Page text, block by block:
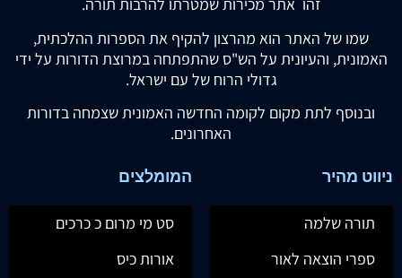
זהו אתר מכירות שמטרתו להרבות תורה.
שמו של האתר הוא מהרצון להקיף את הספרות ההלכתית,
האמונית, והעיונית על הש"ס שהתפתחה במרוצת הדורות על ידי
גדולי הרוח של עם ישראל.
ובנוסף לתת מקום לקומה החדשה האמונית שצמחה בדורות
האחרונים.
ניווט מהיר
תורה שלמה
ספרי הוצאה לאור
המומלצים
סט מי מרום כ כרכים
אורות כיס